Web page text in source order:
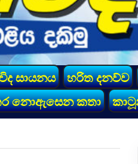
සායනය හරිත දනව්ව
නොඇසෙන කතා